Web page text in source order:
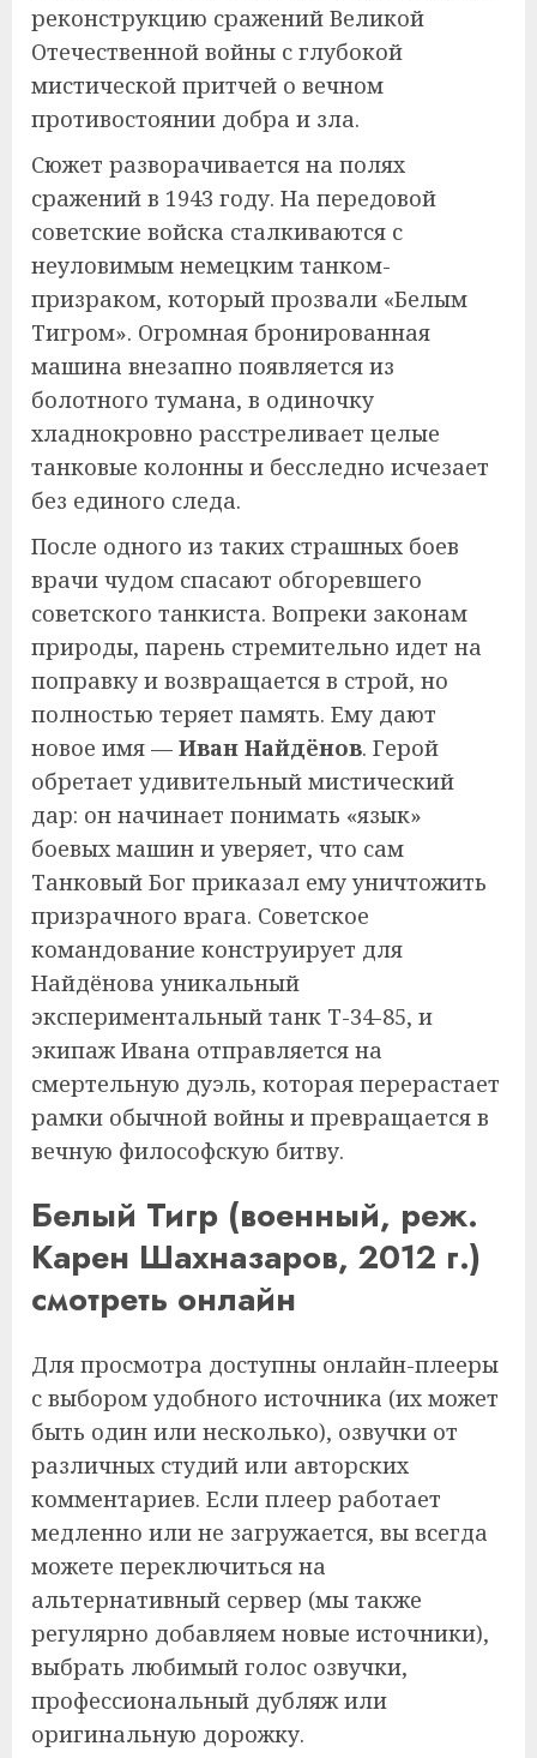
реконструкцию сражений Великой
Отечественной войны с глубокой
мистической притчей о вечном
противостоянии добра и зла.
Сюжет разворачивается на полях
сражений в 1943 году. На передовой
советские войска сталкиваются с
неуловимым немецким танком-
призраком, который прозвали «Белым
Тигром». Огромная бронированная
машина внезапно появляется из
болотного тумана, в одиночку
хладнокровно расстреливает целые
танковые колонны и бесследно исчезает
без единого следа.
После одного из таких страшных боев
врачи чудом спасают обгоревшего
советского танкиста. Вопреки законам
природы, парень стремительно идет на
поправку и возвращается в строй, но
полностью теряет память. Ему дают
новое имя — Иван Найдёнов. Герой
обретает удивительный мистический
дар: он начинает понимать «язык»
боевых машин и уверяет, что сам
Танковый Бог приказал ему уничтожить
призрачного врага. Советское
командование конструирует для
Найдёнова уникальный
экспериментальный танк Т-34-85, и
экипаж Ивана отправляется на
смертельную дуэль, которая перерастает
рамки обычной войны и превращается в
вечную философскую битву.
Белый Тигр (военный, реж.
Карен Шахназаров, 2012 г.)
смотреть онлайн
Для просмотра доступны онлайн-плееры
с выбором удобного источника (их может
быть один или несколько), озвучки от
различных студий или авторских
комментариев. Если плеер работает
медленно или не загружается, вы всегда
можете переключиться на
альтернативный сервер (мы также
регулярно добавляем новые источники),
выбрать любимый голос озвучки,
профессиональный дубляж или
оригинальную дорожку.